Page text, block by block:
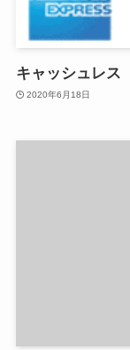
キャッシュレ
2020年6月18日